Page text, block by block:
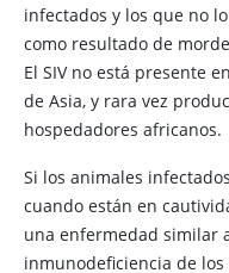
infectados y los que no
como resultado de
El SIV no está presente
de Asia, y rara vez
hospedadores africanos.
Si los animales
cuando están en
una enfermedad similar
inmunodeficiencia de